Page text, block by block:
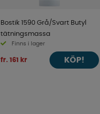
Bostik 1590 Grå/Svart Butyl
tätningsmassa
Finns i lager
fr. 161 kr KÖP!